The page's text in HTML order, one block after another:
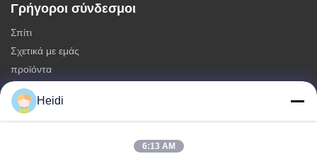
Γρήγοροι σύνδεσμοι
Σπίτι
Σχετικά με εμάς
προϊόντα
Επικοινωνήστε μαζί μας
Κατηγορίες
Μη συνεχείς ίνες πολυεστέρα
Heidi
6:13 AM